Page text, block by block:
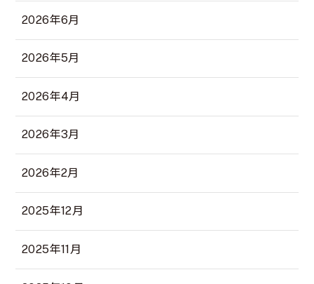
2026年6月
2026年5月
2026年4月
2026年3月
2026年2月
2025年12月
2025年11月